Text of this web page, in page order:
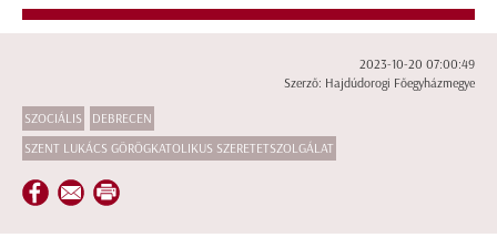
2023-10-20 07:00:49
Szerző: Hajdúdorogi Főegyházmegye
SZOCIÁLIS
DEBRECEN
SZENT LUKÁCS GÖRÖGKATOLIKUS SZERETETSZOLGÁLAT